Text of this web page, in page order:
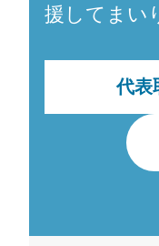
援してまい
代表